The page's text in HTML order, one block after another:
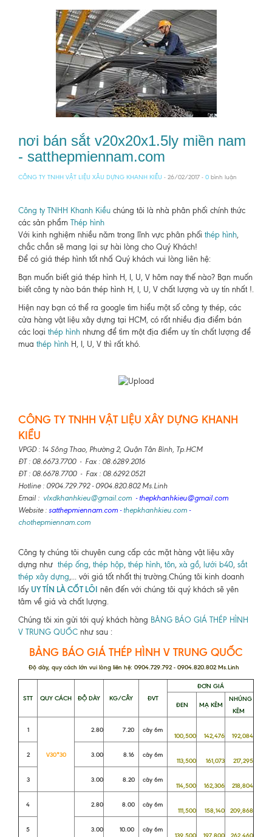
nơi bán sắt v20x20x1.5ly miền nam
- satthepmiennam.com
CÔNG TY TNHH VẬT LIỆU XÂU DỰNG KHANH KIỀU - 26/02/2017 - 0 bình luận
Công ty TNHH Khanh Kiều chúng tôi là nhà phân phối chính thức
các sản phẩm Thép hình
Với kinh nghiệm nhiều năm trong lĩnh vực phân phối thép hình,
chắc chắn sẽ mang lại sự hài lòng cho Quý Khách!
Để có giá thép hình tốt nhấ Quý khách vui lòng liên hệ:
Bạn muốn biết giá thép hình H, I, U, V hôm nay thế nào? Bạn muốn
biết công ty nào bán thép hình H, I, U, V chất lượng và uy tín nhất !.
Hiện nay bạn có thể ra google tìm hiểu một số công ty thép, các
cửa hàng vật liệu xây dựng tại HCM, có rất nhiều địa điểm bán
các loại thép hình nhưng để tìm một địa điểm uy tín chất lượng để
mua thép hình H, I, U, V thì rất khó.
CÔNG TY TNHH VẬT LIỆU XÂY DỰNG KHANH
KIỀU
VPGD : 14 Sông Thao, Phường 2, Quận Tân Bình, Tp.HCM
ĐT : 08.6673.7700 - Fax : 08.6289.2016
ĐT : 08.6678.7700 - Fax : 08.6292.0521
Hotline : 0904.729.792 - 0904.820.802 Ms.Linh
Email : vlxdkhanhkieu@gmail.com - thepkhanhkieu@gmail.com
Website : satthepmiennam.com - thepkhanhkieu.com -
chothepmiennam.com
Công ty chúng tôi chuyên cung cấp các mặt hàng vật liệu xây
dựng như thép ống, thép hộp, thép hình, tôn, xà gồ, lưới b40, sắt
thép xây dựng,... với giá tốt nhất thị trường.Chúng tôi kinh doanh
lấy UY TÍN LÀ CỐT LÕI nên đến với chúng tôi quý khách sẽ yên
tâm về giá và chất lượng.
Chúng tôi xin gửi tới quý khách hàng BẢNG BÁO GIÁ THÉP HÌNH
V TRUNG QUỐC như sau :
BẢNG BÁO GIÁ THÉP HÌNH V TRUNG QUỐC
Độ dày, quy cách lớn vui lòng liên hệ: 0904.729.792 - 0904.820.802 Ms.Linh
STT QUY CÁCH ĐỘ DÀY KG/CÂY ĐVT
ĐƠN GIÁ
ĐEN MẠ KẼM
NHÚNG
KẼM
1
V30*30
2.80 7.20 cây 6m
100,500 142,476 192,084
2 3.00 8.16 cây 6m
113,500 161,073 217,295
3 3.00 8.20 cây 6m
114,500 162,306 218,804
4 2.80 8.00 cây 6m
111,500 158,140 209,868
5 3.00 10.00 cây 6m
139,500 197,800 262,460